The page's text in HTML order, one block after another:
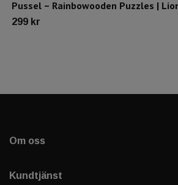
Pussel – Rainbowooden Puzzles |
299 kr
Om oss
Kundtjänst